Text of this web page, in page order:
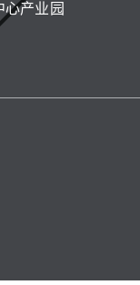
心产业园